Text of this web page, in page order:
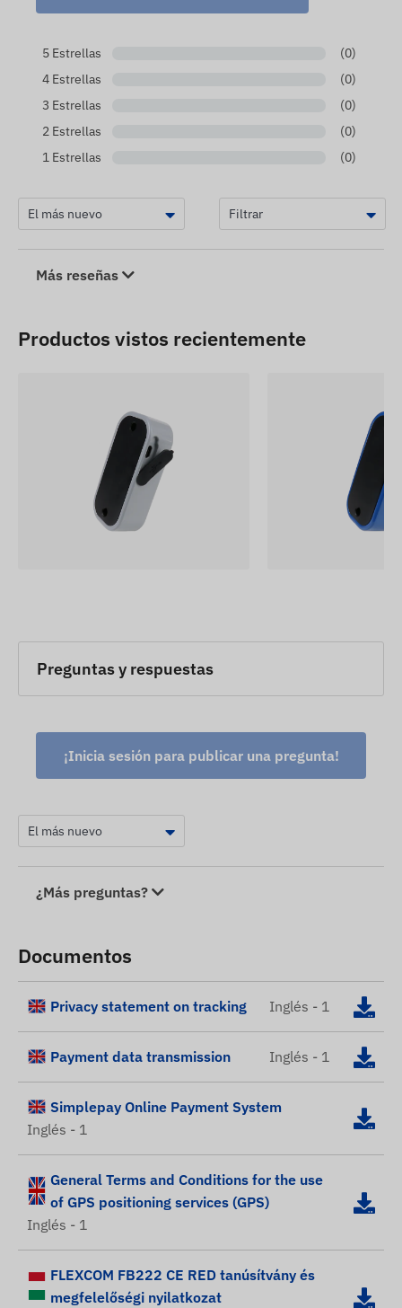
5 Estrellas
(0)
4 Estrellas
(0)
3 Estrellas
(0)
2 Estrellas
(0)
1 Estrellas
(0)
Más reseñas
Productos vistos recientemente
Preguntas y respuestas
¡Inicia sesión para publicar una pregunta!
¿Más preguntas?
Documentos
Privacy statement on tracking Inglés - 1
Payment data transmission Inglés - 1
Simplepay Online Payment System
Inglés - 1
General Terms and Conditions for the use
of GPS positioning services (GPS)
Inglés - 1
FLEXCOM FB222 CE RED tanúsítvány és
megfelelőségi nyilatkozat